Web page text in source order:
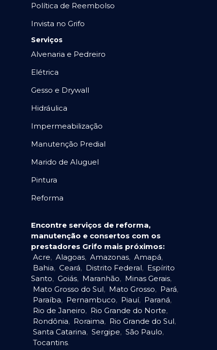
Política de Reembolso
Invista no Grifo
Serviços
Alvenaria e Pedreiro
Elétrica
Gesso e Drywall
Hidráulica
Impermeabilização
Manutenção Predial
Marido de Aluguel
Pintura
Reforma
Encontre serviços de reforma,
manutenção e consertos com os
prestadores Grifo mais próximos:
Acre, Alagoas, Amazonas, Amapá,
Bahia, Ceará, Distrito Federal, Espírito
Santo, Goiás, Maranhão, Minas Gerais,
Mato Grosso do Sul, Mato Grosso, Pará,
Paraíba, Pernambuco, Piauí, Paraná,
Rio de Janeiro, Rio Grande do Norte,
Rondônia, Roraima, Rio Grande do Sul,
Santa Catarina, Sergipe, São Paulo,
Tocantins.